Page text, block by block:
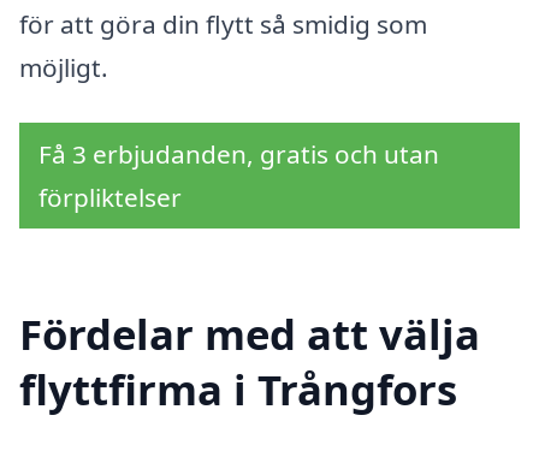
för att göra din flytt så smidig som
möjligt.
Få 3 erbjudanden, gratis och utan
förpliktelser
Fördelar med att välja
flyttfirma i Trångfors